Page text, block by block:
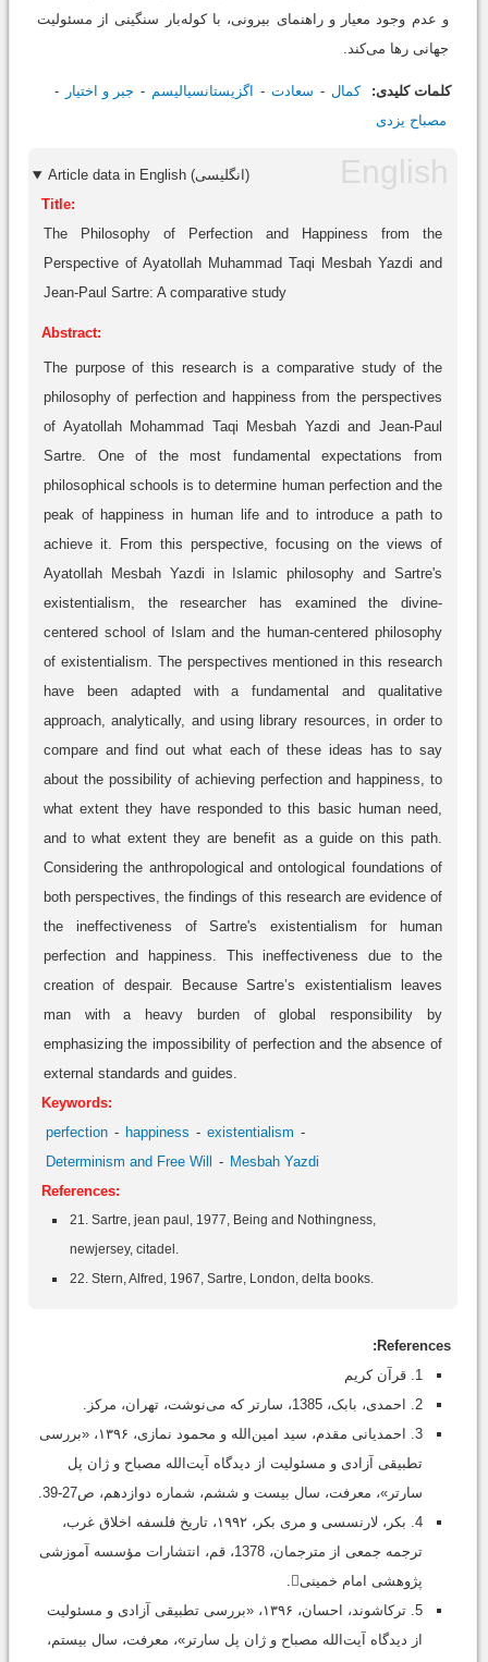
و عدم وجود معیار و راهنمای بیرونی، با کوله‌بار سنگینی از مسئولیت
جهانی رها می‌کند.
کلمات کلیدی: کمال سعادت اگزیستانسیالیسم
جبر و اختیار
مصباح یزدی
Article data in English (انگلیسی)
Title:
The Philosophy of Perfection and Happiness from the
Perspective of Ayatollah Muhammad Taqi Mesbah Yazdi and
Jean-Paul Sartre: A comparative study
Abstract:
The purpose of this research is a comparative study of the
philosophy of perfection and happiness from the perspectives
of Ayatollah Mohammad Taqi Mesbah Yazdi and Jean-Paul
Sartre. One of the most fundamental expectations from
philosophical schools is to determine human perfection and the
peak of happiness in human life and to introduce a path to
achieve it. From this perspective, focusing on the views of
Ayatollah Mesbah Yazdi in Islamic philosophy and Sartre's
existentialism, the researcher has examined the divine-
centered school of Islam and the human-centered philosophy
of existentialism. The perspectives mentioned in this research
have been adapted with a fundamental and qualitative
approach, analytically, and using library resources, in order to
compare and find out what each of these ideas has to say
about the possibility of achieving perfection and happiness, to
what extent they have responded to this basic human need,
and to what extent they are benefit as a guide on this path.
Considering the anthropological and ontological foundations of
both perspectives, the findings of this research are evidence of
the ineffectiveness of Sartre's existentialism for human
perfection and happiness. This ineffectiveness due to the
creation of despair. Because Sartre’s existentialism leaves
man with a heavy burden of global responsibility by
emphasizing the impossibility of perfection and the absence of
external standards and guides.
Keywords:
perfection
happiness
existentialism
Determinism and Free Will
Mesbah Yazdi
References:
21. Sartre, jean paul, 1977, Being and Nothingness,
newjersey, citadel.
22. Stern, Alfred, 1967, Sartre, London, delta books.
References:
1. قرآن کریم
2. احمدی، بابک، 1385، سارتر که می‌نوشت، تهران، مرکز.
3. احمدیانی مقدم، سید امین‌الله و محمود نمازی، ۱۳۹۶، «بررسی
تطبیقی آزادی و مسئولیت از دیدگاه آیت‌الله مصباح و ژان پل
سارتر»، معرفت، سال بیست و ششم، شماره دوازدهم، ص27-39.
4. بکر، لارنسسی و مری بکر، ۱۹۹۲، تاریخ فلسفه اخلاق غرب،
ترجمه جمعی از مترجمان، 1378، قم، انتشارات مؤسسه آموزشی
پژوهشی امام خمینی.
5. ترکاشوند، احسان، ۱۳۹۶، «بررسی تطبیقی آزادی و مسئولیت
از دیدگاه آیت‌الله مصباح و ژان پل سارتر»، معرفت، سال بیستم،